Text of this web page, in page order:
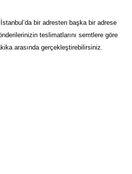
bir adresten başka bir adrese
teslimatlarını semtlere göre
arasında gerçekleştirebilirsiniz.